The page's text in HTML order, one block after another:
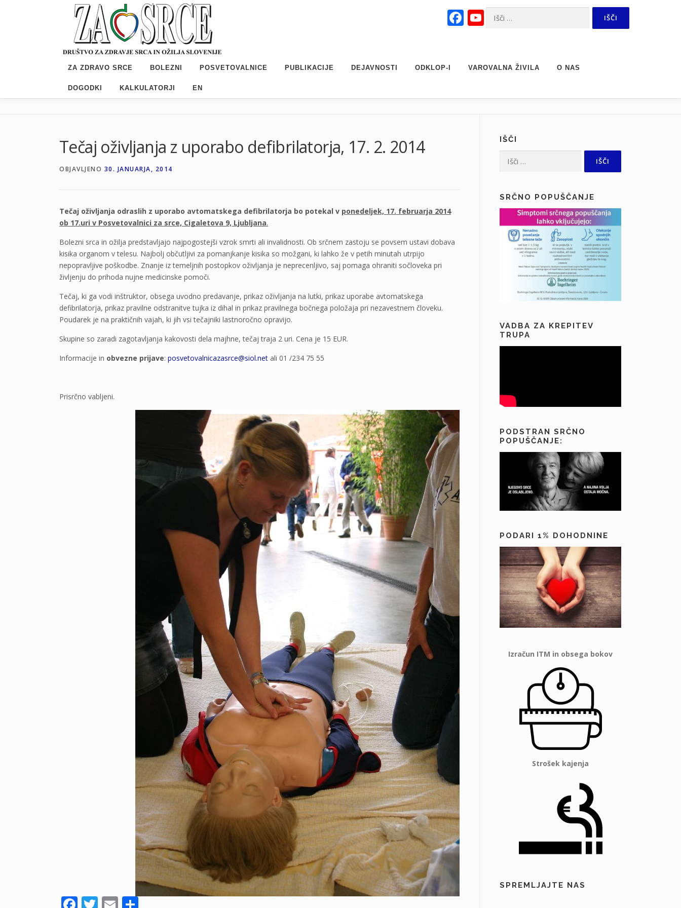
Facebook
YouTube
Išči:
ZA ZDRAVO SRCE BOLEZNI POSVETOVALNICE PUBLIKACIJE DEJAVNOSTI ODKLOP-I VAROVALNA ŽIVILA O NAS
DOGODKI KALKULATORJI EN
Tečaj oživljanja z uporabo defibrilatorja, 17. 2. 2014
OBJAVLJENO 30. JANUARJA, 2014
Tečaj oživljanja odraslih z uporabo avtomatskega defibrilatorja bo potekal v ponedeljek, 17. februarja 2014
ob 17.uri v Posvetovalnici za srce, Cigaletova 9, Ljubljana.
Bolezni srca in ožilja predstavljajo najpogostejši vzrok smrti ali invalidnosti. Ob srčnem zastoju se povsem ustavi dobava
kisika organom v telesu. Najbolj občutljivi za pomanjkanje kisika so možgani, ki lahko že v petih minutah utrpijo
nepopravljive poškodbe. Znanje iz temeljnih postopkov oživljanja je neprecenljivo, saj pomaga ohraniti sočloveka pri
življenju do prihoda nujne medicinske pomoči.
Tečaj, ki ga vodi inštruktor, obsega uvodno predavanje, prikaz oživljanja na lutki, prikaz uporabe avtomatskega
defibrilatorja, prikaz pravilne odstranitve tujka iz dihal in prikaz pravilnega bočnega položaja pri nezavestnem človeku.
Poudarek je na praktičnih vajah, ki jih vsi tečajniki lastnoročno opravijo.
Skupine so zaradi zagotavljanja kakovosti dela majhne, tečaj traja 2 uri. Cena je 15 EUR.
Informacije in obvezne prijave: posvetovalnicazasrce@siol.net ali 01 /234 75 55
Prisrčno vabljeni.
IŠČI
Išči:
SRČNO POPUŠČANJE
VADBA ZA KREPITEV
TRUPA
PODSTRAN SRČNO
POPUŠČANJE:
PODARI 1% DOHODNINE
Izračun ITM in obsega bokov
Strošek kajenja
SPREMLJAJTE NAS